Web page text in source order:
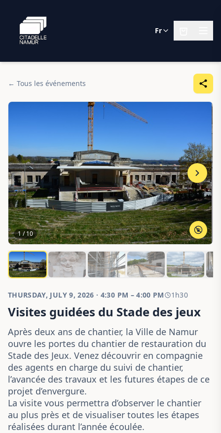
Fr
← Tous les événements
2 / 10
THURSDAY, JULY 9, 2026 · 4:30 PM – 4:00 PM 1h30
Visites guidées du Stade des jeux
Après deux ans de chantier, la Ville de Namur
ouvre les portes du chantier de restauration du
Stade des Jeux. Venez découvrir en compagnie
des agents en charge du suivi de chantier,
l’avancée des travaux et les futures étapes de ce
projet d’envergure.
La visite vous permettra d’observer le chantier
au plus près et de visualiser toutes les étapes
réalisées durant l’année écoulée.